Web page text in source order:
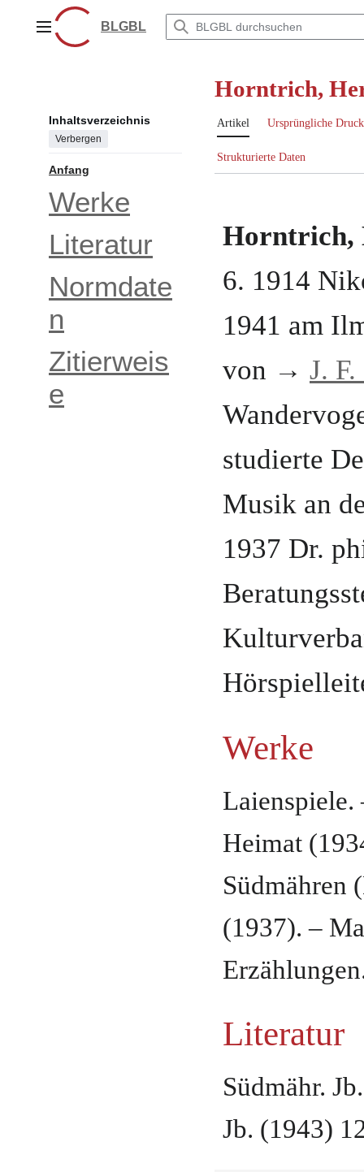
springenHauptmenüBLGBL
Inhaltsverzeichnis
Verbergen
Anfang
Werke
Literatur
Normdate
n
Zitierweis
e
Horntrich,
Artikel Ursprüngliche
Strukturierte Daten
Horntrich,
6. 1914
1941 am
von → J.
studierte
Musik an
1937 Dr.
Werke
Laienspiele.
Heimat
Südmähren
(1937). –
Literatur
Südmähr.
Jb. (1943)